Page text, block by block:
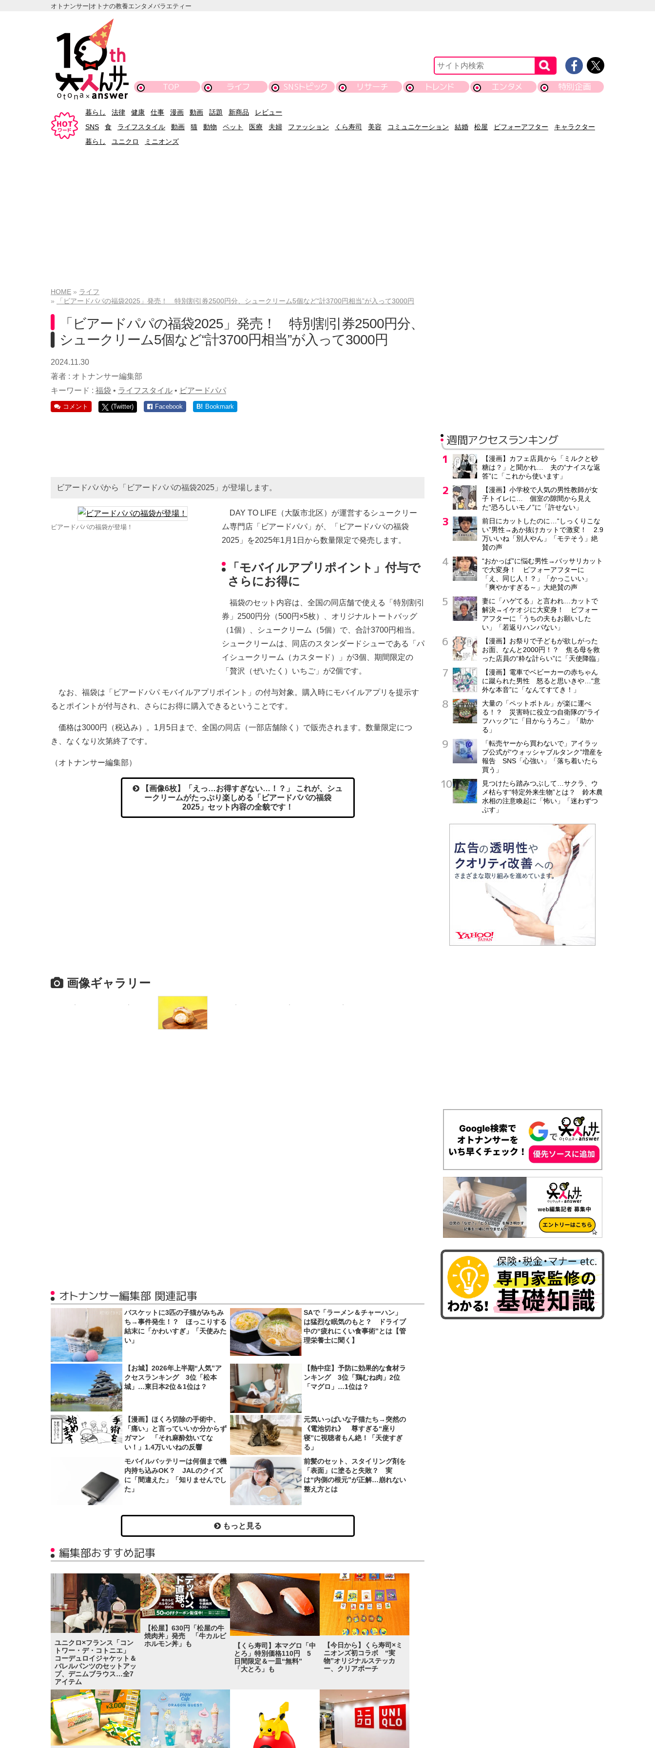
オトナンサー|オトナの教養エンタメバラエティー
TOP ライフ SNSトピック リサーチ トレンド エンタメ 特別企画
暮らし 法律 健康 仕事 漫画 動画 話題 新商品
レビュー
SNS
食 ライフスタイル 動画 猫 動物 ペット 医療 夫婦 ファッション くら寿司 美容 コミュニケーション 結婚 松屋 ビフォーアフター
キャラクター
暮らし
ユニクロ ミニオンズ
HOME
ライフ
「ビアードパパの福袋2025」発売！ 特別割引券2500円分、シュークリーム5個など“計3700円相当”が入って3000円
「ビアードパパの福袋2025」発売！ 特別割引券2500円分、
シュークリーム5個など“計3700円相当”が入って3000円
2024.11.30
著者 : オトナンサー編集部
キーワード : 福袋 • ライフスタイル • ビアードパパ
コメント (Twitter) Facebook B! Bookmark
ビアードパパから「ビアードパパの福袋2025」が登場します。
ビアードパパの福袋が登場！
DAY TO LIFE（大阪市北区）が運営するシュークリー
ム専門店「ビアードパパ」が、「ビアードパパの福袋
2025」を2025年1月1日から数量限定で発売します。
「モバイルアプリポイント」付与で
さらにお得に
福袋のセット内容は、全国の同店舗で使える「特別割引
券」2500円分（500円×5枚）、オリジナルトートバッグ
（1個）、シュークリーム（5個）で、合計3700円相当。
シュークリームは、同店のスタンダードシューである「パ
イシュークリーム（カスタード）」が3個、期間限定の
「贅沢（ぜいたく）いちご」が2個です。
なお、福袋は「ビアードパパ モバイルアプリポイント」の付与対象。購入時にモバイルアプリを提示す
るとポイントが付与され、さらにお得に購入できるということです。
価格は3000円（税込み）。1月5日まで、全国の同店（一部店舗除く）で販売されます。数量限定につ
き、なくなり次第終了です。
（オトナンサー編集部）
【画像6枚】「えっ…お得すぎない…！？」 これが、シュ
ークリームがたっぷり楽しめる「ビアードパパの福袋
2025」セット内容の全貌です！
画像ギャラリー
オトナンサー編集部 関連記事
バスケットに3匹の子猫がみちみ
ち→事件発生！？ ほっこりする
結末に「かわいすぎ」「天使みた
い」
SAで「ラーメン＆チャーハン」
は猛烈な眠気のもと？ ドライブ
中の“疲れにくい食事術”とは【管
理栄養士に聞く】
【お城】2026年上半期“人気”ア
クセスランキング 3位「松本
城」…東日本2位＆1位は？
【熱中症】予防に効果的な食材ラ
ンキング 3位「鶏むね肉」2位
「マグロ」…1位は？
【漫画】ほくろ切除の手術中、
「痛い」と言っていいか分からず
ガマン 「それ麻酔効いてな
い！」1.4万いいねの反響
元気いっぱいな子猫たち→突然の
《電池切れ》 尊すぎる“座り
寝”に視聴者もん絶！「天使すぎ
る」
モバイルバッテリーは何個まで機
内持ち込みOK？ JALのクイズ
に「間違えた」「知りませんでし
た」
前髪のセット、スタイリング剤を
「表面」に塗ると失敗？ 実
は“内側の根元”が正解…崩れない
整え方とは
もっと見る
編集部おすすめ記事
ユニクロ×フランス「コン
トワー・デ・コトニエ」
コーデュロイジャケット＆
バレルパンツのセットアッ
プ、デニムブラウス…全7
アイテム
【松屋】630円「松屋の牛
焼肉丼」発売 「牛カルビ
ホルモン丼」も
【くら寿司】本マグロ「中
とろ」特別価格110円 5
日間限定＆一皿“無料”
「大とろ」も
【今日から】くら寿司×ミ
ニオンズ初コラボ “実
物”オリジナルステッカ
ー、クリアポーチ
週間アクセスランキング
【漫画】カフェ店員から「ミルクと砂
糖は？」と聞かれ… 夫の“ナイスな返
答”に「これから使います」
【漫画】小学校で人気の男性教師が女
子トイレに… 個室の隙間から見え
た“恐ろしいモノ”に「許せない」
前日にカットしたのに…“しっくりこな
い”男性→あか抜けカットで激変！ 2.9
万いいね「別人やん」「モテそう」絶
賛の声
“おかっぱ”に悩む男性→バッサリカット
で大変身！ ビフォーアフターに
「え、同じ人！？」「かっこいい」
「爽やかすぎる～」大絶賛の声
妻に「ハゲてる」と言われ…カットで
解決→イケオジに大変身！ ビフォー
アフターに「うちの夫もお願いした
い」「若返りハンパない」
【漫画】お祭りで子どもが欲しがった
お面、なんと2000円！？ 焦る母を救
った店員の“粋な計らい”に「天使降臨」
【漫画】電車でベビーカーの赤ちゃん
に蹴られた男性 怒ると思いきや…“意
外な本音”に「なんてすてき！」
大量の「ペットボトル」が楽に運べ
る！？ 災害時に役立つ自衛隊の“ライ
フハック”に「目からうろこ」「助か
る」
「転売ヤーから買わないで」アイラッ
プ公式が“ウォッシャブルタンク”増産を
報告 SNS「心強い」「落ち着いたら
買う」
見つけたら踏みつぶして…サクラ、ウ
メ枯らす“特定外来生物”とは？ 鈴木農
水相の注意喚起に「怖い」「迷わずつ
ぶす」